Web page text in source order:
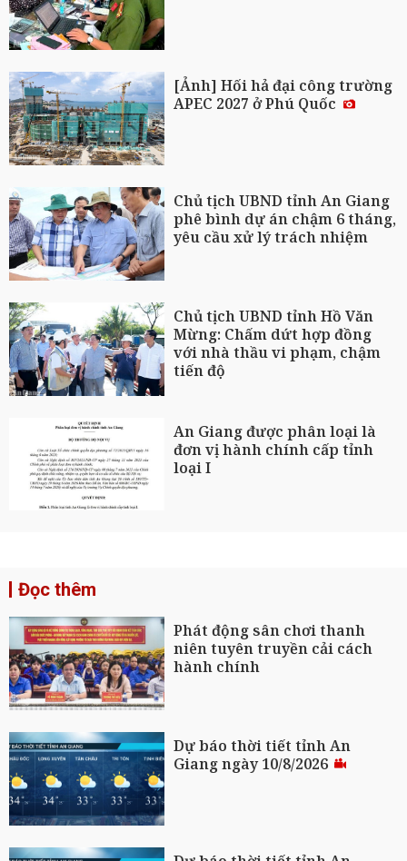
[Ảnh] Hối hả đại công trường
APEC 2027 ở Phú Quốc
Chủ tịch UBND tỉnh An Giang
phê bình dự án chậm 6 tháng,
yêu cầu xử lý trách nhiệm
Chủ tịch UBND tỉnh Hồ Văn
Mừng: Chấm dứt hợp đồng
với nhà thầu vi phạm, chậm
tiến độ
An Giang được phân loại là
đơn vị hành chính cấp tỉnh
loại I
Đọc thêm
Phát động sân chơi thanh
niên tuyên truyền cải cách
hành chính
Dự báo thời tiết tỉnh An
Giang ngày 10/8/2026